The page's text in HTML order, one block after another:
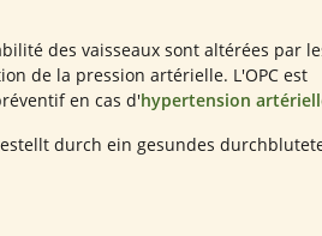
des vaisseaux sont altérées par
de la pression artérielle. L'OPC est
en cas d'hypertension